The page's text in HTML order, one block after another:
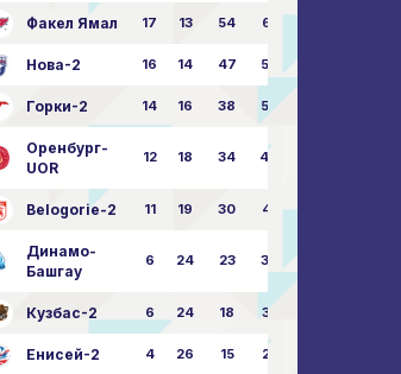
Факел Ямал 17 13 54 65:52
Нова-2 16 14 47 58:57
Горки-2 14 16 38 50:63
Оренбург-
UOR
12 18 34 49:67
Belogorie-2 11 19 30 44:71
Динамо-
Башгау
6 24 23 36:75
Кузбас-2 6 24 18 35:82
Енисей-2 4 26 15 25:82